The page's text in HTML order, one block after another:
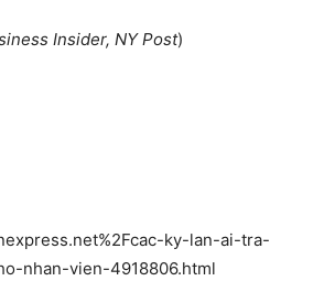
Insider, NY Post)
ky-lan-ai-tra-
nhan-vien-4918806.html